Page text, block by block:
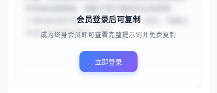
{{移动应用开发}}，完成以下任务：首先，简要分
析该行业的项目特征；其次，...
会员登录后可复制
成为终身会员即可查看完整提示词并免费复制
立即登录